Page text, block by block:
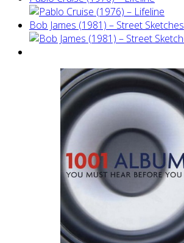
Bob James (1981) – Street Sketches